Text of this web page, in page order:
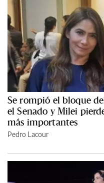
Se rompió el bloque
el Senado y Milei
más importantes
Pedro Lacour